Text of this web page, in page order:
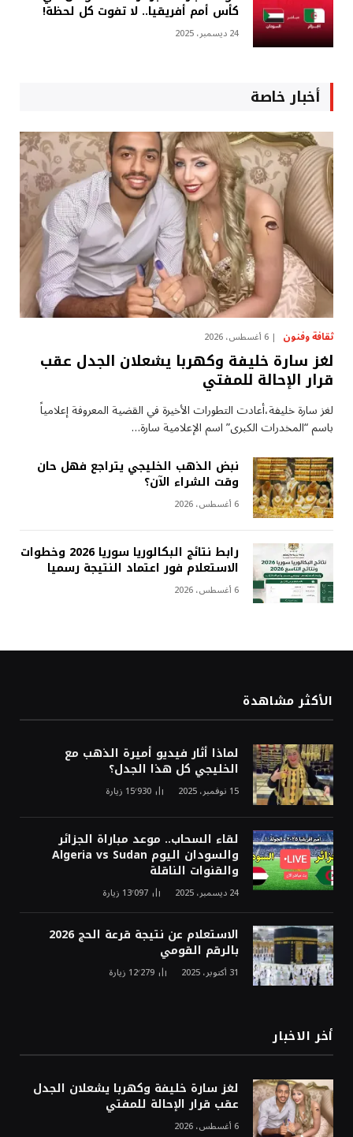
كأس أمم أفريقيا.. لا تفوت كل لحظة!
24 ديسمبر، 2025
أخبار خاصة
ثقافة وفنون 6 أغسطس، 2026
لغز سارة خليفة وكهربا يشعلان الجدل عقب
قرار الإحالة للمفتي
لغز سارة خليفة،أعادت التطورات الأخيرة في القضية المعروفة إعلامياً
باسم “المخدرات الكبرى” اسم الإعلامية سارة…
نبض الذهب الخليجي يتراجع فهل حان
وقت الشراء الآن؟
6 أغسطس، 2026
رابط نتائج البكالوريا سوريا 2026 وخطوات
الاستعلام فور اعتماد النتيجة رسميا
6 أغسطس، 2026
الأكثر مشاهدة
لماذا أثار فيديو أميرة الذهب مع
الخليجي كل هذا الجدل؟
15 نوفمبر، 2025 15٬930 زيارة
لقاء السحاب.. موعد مباراة الجزائر
والسودان اليوم Algeria vs Sudan
والقنوات الناقلة
24 ديسمبر، 2025 13٬097 زيارة
الاستعلام عن نتيجة قرعة الحج 2026
بالرقم القومي
31 أكتوبر، 2025 12٬279 زيارة
أخر الاخبار
لغز سارة خليفة وكهربا يشعلان الجدل
عقب قرار الإحالة للمفتي
6 أغسطس، 2026